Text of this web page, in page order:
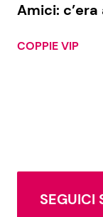
Amici:
COPPIE VIP
SEGUICI